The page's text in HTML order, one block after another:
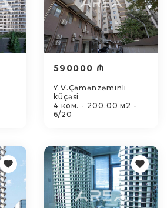
590000 ₼
Y.V.Çəmənzəminli
küçəsi
4 ком. - 200.00 м2 -
6/20